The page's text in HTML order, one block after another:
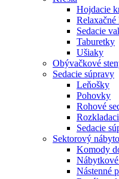
Hojdacie
Relaxačné
Sedacie
Taburetky
Ušiaky
Obývačkové
Sedacie súpravy
Leňošky
Pohovky
Rohové
Sedacie
Sektorový
Komody
Nástenné